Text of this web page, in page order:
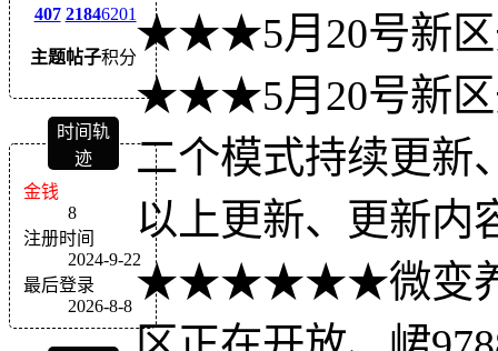
407
主题
2184
帖子
6201
积分
时间轨
迹
金钱
8
注册时间
2024-9-22
最后登录
2026-8-8
★★★5月20号新
★★★5月20号新
二个模式持续更新
以上更新、更新内
★★★★★★微变